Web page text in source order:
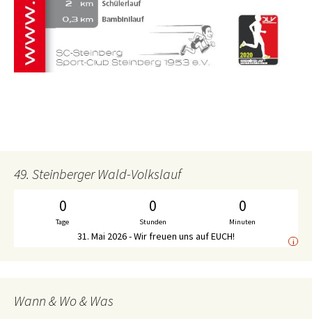
49. Steinberger Wald-Volkslauf
0
Tage
0
Stunden
0
Minuten
31. Mai 2026 - Wir freuen uns auf EUCH! i
Wann & Wo & Was